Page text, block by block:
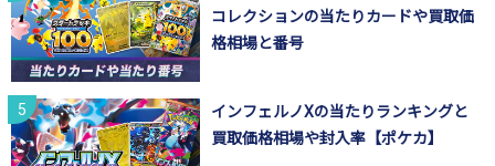
コレクションの当たりカードや買取価
格相場と番号
インフェルノXの当たりランキングと
買取価格相場や封入率【ポケカ】